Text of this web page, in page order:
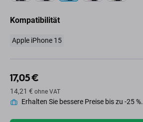
Kompatibilität
Apple iPhone 15
17,05 €
14,21 € ohne VAT
Erhalten Sie bessere Preise bis zu -25 %.